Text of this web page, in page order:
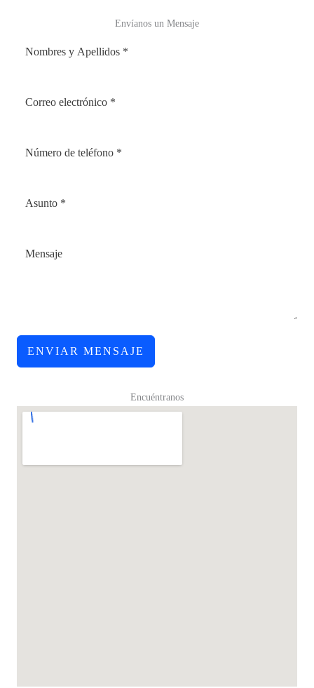
Envíanos un Mensaje
ENVIAR MENSAJE
Encuéntranos